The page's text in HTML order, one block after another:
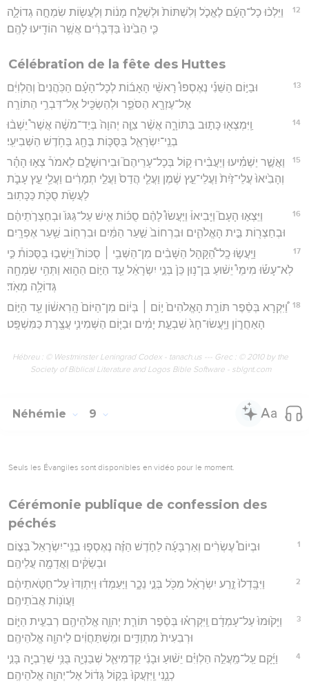
12
וַיֵּלְכ֨וּ כָל־הָעָ֜ם לֶאֱכֹ֤ל וְלִשְׁתּוֹת֙ וּלְשַׁלַּ֣ח מָנ֔וֹת וְלַעֲשׂ֖וֹת שִׂמְחָ֣ה גְדוֹלָ֑ה
כִּ֤י הֵבִ֙ינוּ֙ בַּדְּבָרִ֔ים אֲשֶׁ֥ר הוֹדִ֖יעוּ לָהֶֽם׃
Célébration de la fête des Huttes
13
וּבַיּ֣וֹם הַשֵּׁנִ֡י נֶאֶסְפוּ֩ רָאשֵׁ֨י הָאָב֜וֹת לְכָל־הָעָ֗ם הַכֹּֽהֲנִים֙ וְהַלְוִיִּ֔ם
אֶל־עֶזְרָ֖א הַסֹּפֵ֑ר וּלְהַשְׂכִּ֖יל אֶל־דִּבְרֵ֥י הַתּוֹרָֽה׃
14
וַֽיִּמְצְא֖וּ כָּת֣וּב בַּתּוֹרָ֑ה אֲשֶׁ֨ר צִוָּ֤ה יְהוָה֙ בְּיַד־מֹשֶׁ֔ה אֲשֶׁר֩ יֵשְׁב֨וּ
בְנֵֽי־יִשְׂרָאֵ֧ל בַּסֻּכּ֛וֹת בֶּחָ֖ג בַּחֹ֥דֶשׁ הַשְּׁבִיעִֽי׃
15
וַאֲשֶׁ֣ר יַשְׁמִ֗יעוּ וְיַעֲבִ֨ירוּ ק֥וֹל בְּכָל־עָרֵיהֶם֮ וּבִירוּשָׁלִַ֣ם לֵאמֹר֒ צְא֣וּ הָהָ֗ר
וְהָבִ֙יאוּ֙ עֲלֵי־זַ֙יִת֙ וַעֲלֵי־עֵ֣ץ שֶׁ֔מֶן וַעֲלֵ֤י הֲדַס֙ וַעֲלֵ֣י תְמָרִ֔ים וַעֲלֵ֖י עֵ֣ץ עָבֹ֑ת
לַעֲשֹׂ֥ת סֻכֹּ֖ת כַּכָּתֽוּב׃
16
וַיֵּצְא֣וּ הָעָם֮ וַיָּבִיאוּ֒ וַיַּעֲשׂוּ֩ לָהֶ֨ם סֻכּ֜וֹת אִ֤ישׁ עַל־גַּגּוֹ֙ וּבְחַצְרֹ֣תֵיהֶ֔ם
וּבְחַצְר֖וֹת בֵּ֣ית הָאֱלֹהִ֑ים וּבִרְחוֹב֙ שַׁ֣עַר הַמַּ֔יִם וּבִרְח֖וֹב שַׁ֥עַר אֶפְרָֽיִם׃
17
וַיַּֽעֲשׂ֣וּ כָֽל־הַ֠קָּהָל הַשָּׁבִ֨ים מִן־הַשְּׁבִ֥י ׀ סֻכּוֹת֮ וַיֵּשְׁב֣וּ בַסֻּכּוֹת֒ כִּ֣י
לֹֽא־עָשׂ֡וּ מִימֵי֩ יֵשׁ֨וּעַ בִּן־נ֥וּן כֵּן֙ בְּנֵ֣י יִשְׂרָאֵ֔ל עַ֖ד הַיּ֣וֹם הַה֑וּא וַתְּהִ֥י שִׂמְחָ֖ה
גְּדוֹלָ֥ה מְאֹֽד׃
18 וַ֠יִּקְרָא בְּסֵ֨פֶר תּוֹרַ֤ת הָאֱלֹהִים֙ י֣וֹם ׀ בְּי֔וֹם מִן־הַיּוֹם֙ הָֽרִאשׁ֔וֹן עַ֖ד הַיּ֣וֹם
הָאַחֲר֑וֹן וַיַּֽעֲשׂוּ־חָג֙ שִׁבְעַ֣ת יָמִ֔ים וּבַיּ֧וֹם הַשְּׁמִינִ֛י עֲצֶ֖רֶת כַּמִּשְׁפָּֽט׃
Hébreu : © Westminster Leningrad Codex - tanach.us --- Grec : © 2010 by the
Society of Biblical Literature and Logos Bible Software - sblgnt.com
Néhémie 9
Seuls les Évangiles sont disponibles en vidéo pour le moment.
Cérémonie publique de confession des
péchés
1
וּבְיוֹם֩ עֶשְׂרִ֨ים וְאַרְבָּעָ֜ה לַחֹ֣דֶשׁ הַזֶּ֗ה נֶאֶסְפ֤וּ בְנֵֽי־יִשְׂרָאֵל֙ בְּצ֣וֹם
וּבְשַׂקִּ֔ים וַאֲדָמָ֖ה עֲלֵיהֶֽם׃
2
וַיִּבָּֽדְלוּ֙ זֶ֣רַע יִשְׂרָאֵ֔ל מִכֹּ֖ל בְּנֵ֣י נֵכָ֑ר וַיַּעַמְד֗וּ וַיִּתְוַדּוּ֙ עַל־חַטֹּ֣אתֵיהֶ֔ם
וַעֲוֺנ֖וֹת אֲבֹתֵיהֶֽם׃
3
וַיָּק֙וּמוּ֙ עַל־עָמְדָ֔ם וַֽיִּקְרְא֗וּ בְּסֵ֨פֶר תּוֹרַ֧ת יְהוָ֛ה אֱלֹהֵיהֶ֖ם רְבִעִ֣ית הַיּ֑וֹם
וּרְבִעִית֙ מִתְוַדִּ֣ים וּמִֽשְׁתַּחֲוִ֔ים לַיהוָ֖ה אֱלֹהֵיהֶֽם׃
4
וַיָּ֜קָם עַֽל־מַֽעֲלֵ֣ה הַלְוִיִּ֗ם יֵשׁ֨וּעַ וּבָנִ֜י קַדְמִיאֵ֧ל שְׁבַנְיָ֛ה בֻּנִּ֥י שֵׁרֵבְיָ֖ה בָּנִ֣י
כְנָ֑נִי וַֽיִּזְעֲקוּ֙ בְּק֣וֹל גָּד֔וֹל אֶל־יְהוָ֖ה אֱלֹהֵיהֶֽם׃